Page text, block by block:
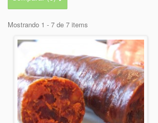
CONGELADOS
BODEGA
DROGUERÍA
PANADERÍA
Mostrando 1 - 7 de 7 items